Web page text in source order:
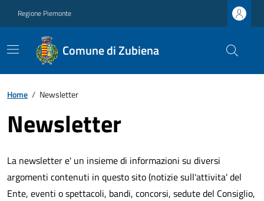
Regione Piemonte
Comune di Zubiena
Home / Newsletter
Newsletter
La newsletter e' un insieme di informazioni su diversi
argomenti contenuti in questo sito (notizie sull'attivita' del
Ente, eventi o spettacoli, bandi, concorsi, sedute del Consiglio,